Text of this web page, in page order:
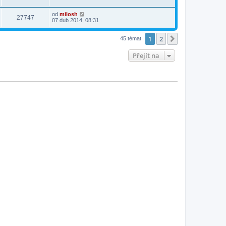
27747 od milosh
07 dub 2014, 08:31
45 témat 1 2
Přejít na